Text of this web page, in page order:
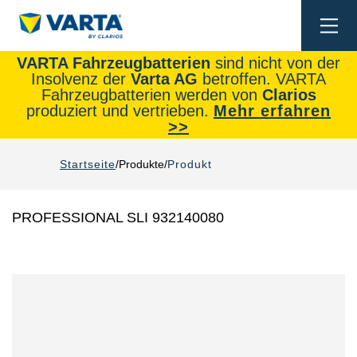
VARTA Fahrzeugbatterien sind nicht von der
Insolvenz der Varta AG betroffen. VARTA
Fahrzeugbatterien werden von Clarios
produziert und vertrieben. Mehr erfahren
>>
Startseite Produkte Produkt
PROFESSIONAL SLI 932140080